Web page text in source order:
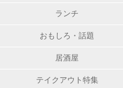
ランチ
おもしろ・話題
居酒屋
テイクアウト特集